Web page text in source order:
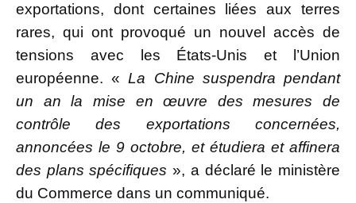
exportations, dont certaines liées aux terres
rares, qui ont provoqué un nouvel accès de
tensions avec les États-Unis et l’Union
européenne. « La Chine suspendra pendant
un an la mise en œuvre des mesures de
contrôle des exportations concernées,
annoncées le 9 octobre, et étudiera et affinera
des plans spécifiques », a déclaré le ministère
du Commerce dans un communiqué.